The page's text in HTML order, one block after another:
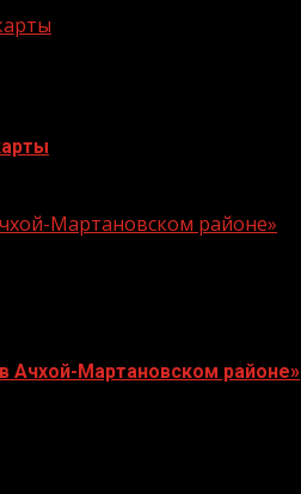
Мартановском районе»
Ачхой-Мартановском районе»